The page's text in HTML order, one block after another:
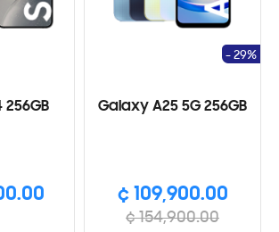
Galaxy A25 5G 256GB
¢ 109,900.00
¢ 154,900.00
- 29%